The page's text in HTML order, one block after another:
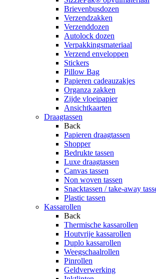
Brievenbusdozen
Verzendzakken
Verzenddozen
Autolock dozen
Verpakkingsmateriaal
Verzend enveloppen
Stickers
Pillow Bag
Papieren cadeauzakjes
Organza zakken
Zijde vloeipapier
Ansichtkaarten
Draagtassen
Back
Papieren draagtassen
Shopper
Bedrukte tassen
Luxe draagtassen
Canvas tassen
Non woven tassen
Snacktassen / take-away
Plastic tassen
Kassarollen
Back
Thermische kassarollen
Houtvrije kassarollen
Duplo kassarollen
Weegschaalrollen
Pinrollen
Geldverwerking